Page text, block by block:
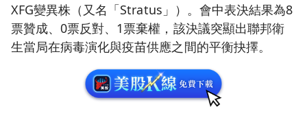
XFG變異株（又名「Stratus」）。會中表決結果為8
票贊成、0票反對、1票棄權，該決議突顯出聯邦衛
生當局在病毒演化與疫苗供應之間的平衡抉擇。